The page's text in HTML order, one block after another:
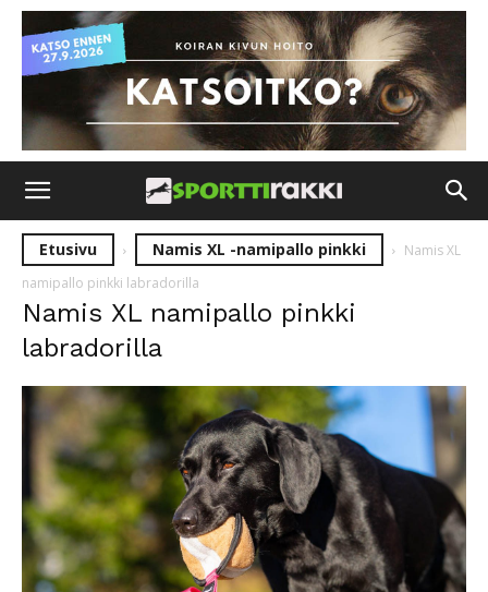
Etusivu Namis XL -namipallo pinkki
Namis XL
namipallo pinkki labradorilla
Namis XL namipallo pinkki
labradorilla